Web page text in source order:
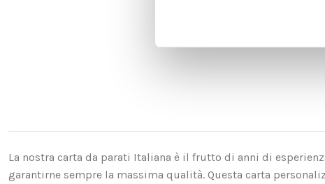
La nostra carta da parati Italiana è il frutto di anni di
garantirne sempre la massima qualità. Questa carta